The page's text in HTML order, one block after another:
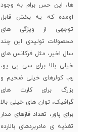
ها، این حس برام به وجود
اومده که یه بخش قابل
توجهی از ویژگی های
محصولات تولیدی این چند
سال اخیر، مثل فرکانس های
خیلی بالا برای سی پی یو،
رم، کولرهای خیلی ضخیم و
بزرگ برای کارت های
گرافیک، توان های خیلی بالا
برای پاور، تعداد فازهای مدار
تغذیه ی مادربردهای بالارده